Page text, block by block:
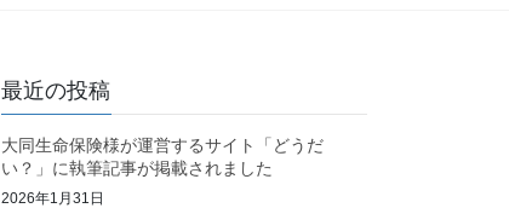
最近の投稿
大同生命保険様が運営するサイト「どうだ
い？」に執筆記事が掲載されました
2026年1月31日